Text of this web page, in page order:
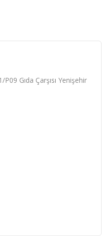
Gıda Çarşısı Yenişehir